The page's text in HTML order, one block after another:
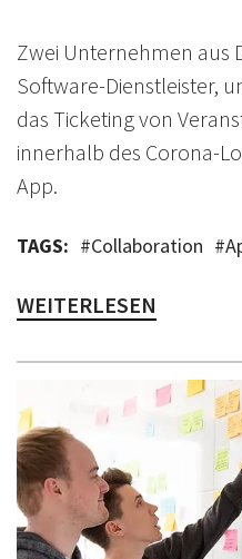
Zwei Unternehmen aus
Software-Dienstleister,
das Ticketing von
innerhalb des Corona-
App.
TAGS: #Collaboration #
WEITERLESEN